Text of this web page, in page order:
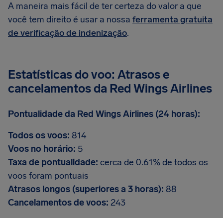
A maneira mais fácil de ter certeza do valor a que
você tem direito é usar a nossa ferramenta gratuita
de verificação de indenização.
Estatísticas do voo: Atrasos e
cancelamentos da Red Wings Airlines
Pontualidade da Red Wings Airlines (24 horas):
Todos os voos: 814
Voos no horário: 5
Taxa de pontualidade: cerca de 0.61% de todos os
voos foram pontuais
Atrasos longos (superiores a 3 horas): 88
Cancelamentos de voos: 243